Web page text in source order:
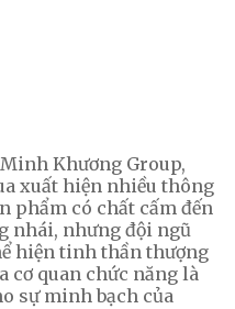
Khương Group,
xuất hiện nhiều thông
phẩm có chất cấm đến
nhái, nhưng đội ngũ
hiện tinh thần thượng
cơ quan chức năng là
sự minh bạch của